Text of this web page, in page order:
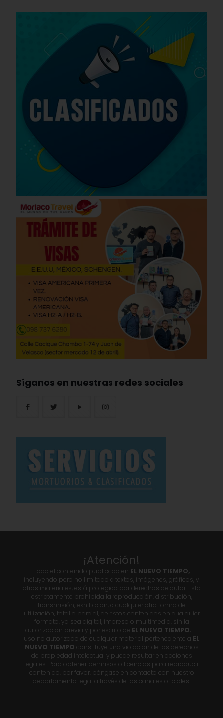
Síganos en nuestras redes sociales
¡Atención!
Todo el contenido publicado en EL NUEVO TIEMPO,
incluyendo pero no limitado a textos, imágenes, gráficos, y
otros materiales, está protegido por derechos de autor. Está
estrictamente prohibida la reproducción, distribución,
transmisión, exhibición, o cualquier otra forma de
utilización, total o parcial, de estos contenidos en cualquier
formato, ya sea digital, impreso o multimedia, sin la
autorización previa y por escrito de EL NUEVO TIEMPO. El
uso no autorizado de cualquier material perteneciente a EL
NUEVO TIEMPO constituye una violación de los derechos
de propiedad intelectual y puede resultar en acciones
legales. Para obtener permisos o licencias para reproducir
contenido, por favor, póngase en contacto con nuestro
departamento legal a través de los canales oficiales.